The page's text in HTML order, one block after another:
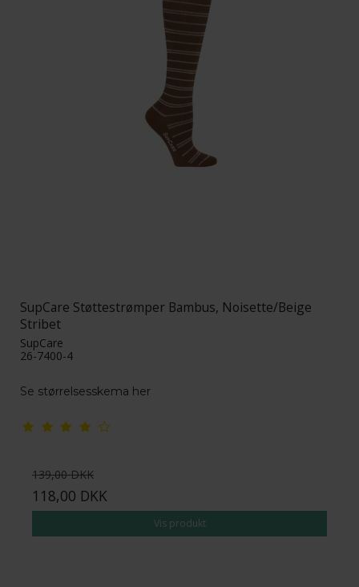
SupCare Støttestrømper Bambus, Noisette/Beige
Stribet
SupCare
26-7400-4
Se størrelsesskema her
139,00 DKK
118,00 DKK
Vis produkt